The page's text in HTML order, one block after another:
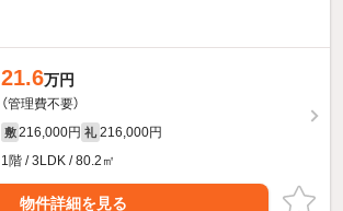
21.6万円
（管理費不要）
敷 216,000円 礼 216,000円
1階 / 3LDK / 80.2㎡
物件詳細を見る